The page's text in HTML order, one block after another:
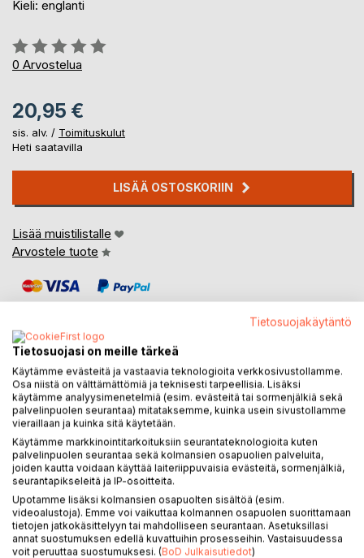
Kieli: englanti
Arvostelu::
0%
0 Arvostelua
20,95 €
sis. alv. / Toimituskulut
Heti saatavilla
LISÄÄ OSTOSKORIIN
Lisää muistilistalle
Arvostele tuote
KUVAUS
The book focuses on civil society: established institutions
and forums, radical groups, NGOs, and self-organised
individuals who are promoting inclusion and welfare of
Eastern European Roma in the name of shared ethnic
identities, religious closeness, and universal human rights in
Greater Helsinki, Finland. Special attention is directed to
methodological issues regarding the research for/with/by
Roma.
Tietosuojakäytäntö
Tietosuojasi on meille tärkeä
Käytämme evästeitä ja vastaavia teknologioita verkkosivustollamme.
Osa niistä on välttämättömiä ja teknisesti tarpeellisia. Lisäksi
käytämme analyysimenetelmiä (esim. evästeitä tai sormenjälkiä sekä
palvelinpuolen seurantaa) mitataksemme, kuinka usein sivustollamme
vieraillaan ja kuinka sitä käytetään.
Käytämme markkinointitarkoituksiin seurantateknologioita kuten
palvelinpuolen seurantaa sekä kolmansien osapuolien palveluita,
joiden kautta voidaan käyttää laiteriippuvaisia evästeitä, sormenjälkiä,
seurantapikseleitä ja IP-osoitteita.
Upotamme lisäksi kolmansien osapuolten sisältöä (esim.
videoalustoja). Emme voi vaikuttaa kolmannen osapuolen suorittamaan
tietojen jatkokäsittelyyn tai mahdolliseen seurantaan. Asetuksillasi
annat suostumuksen edellä kuvattuihin prosesseihin. Vastaisuudessa
voit peruuttaa suostumuksesi. (BoD Julkaisutiedot)